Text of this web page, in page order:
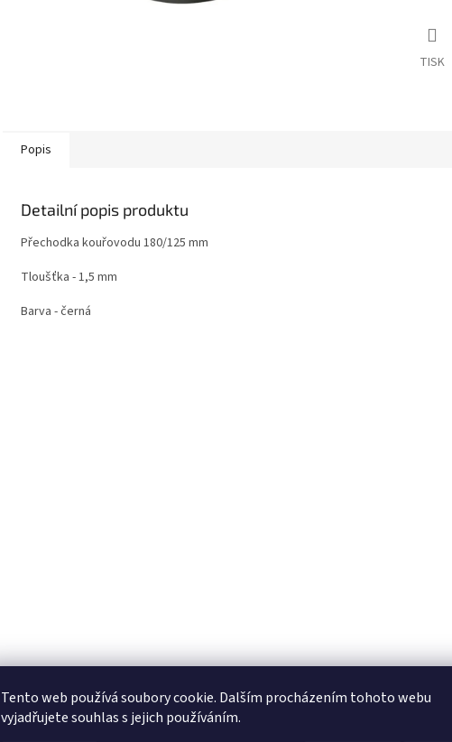
Tento web používá soubory cookie. Dalším procházením tohoto webu
vyjadřujete souhlas s jejich používáním.
TISK
Popis
Detailní popis produktu
Přechodka kouřovodu 180/125 mm
Tloušťka - 1,5 mm
Barva - černá